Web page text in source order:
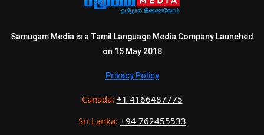
Samugam Media is a Tamil Language Media Company Launched
on 15 May 2018
Privacy Policy
Canada: +1 4166487775
Sri Lanka: +94 762455533